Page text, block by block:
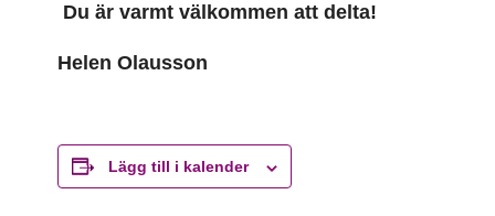
Du är varmt välkommen att delta!
Helen Olausson
Lägg till i kalender